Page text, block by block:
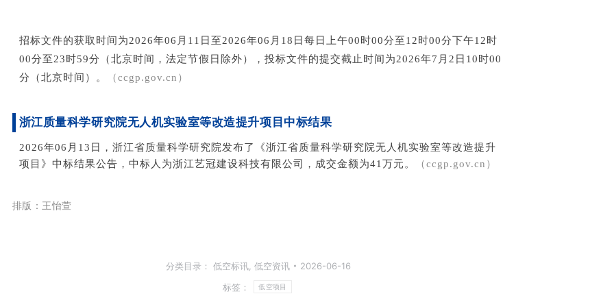
招标文件的获取时间为2026年06月11日至2026年06月18日每日上午00时00分至12时00分下午12时
00分至23时59分（北京时间，法定节假日除外），投标文件的提交截止时间为2026年7月2日10时00
分（北京时间）。
（ccgp.gov.cn）
浙江质量科学研究院无人机实验室等改造提升项目中标结果
2026年06月13日，浙江省质量科学研究院发布了《浙江省质量科学研究院无人机实验室等改造提升
项目》中标结果公告，中标人为浙江艺冠建设科技有限公司，成交金额为41万元。
（ccgp.gov.cn）
排版：王怡萱
分类目录： 低空标讯, 低空资讯
2026-06-16
标签：
低空项目